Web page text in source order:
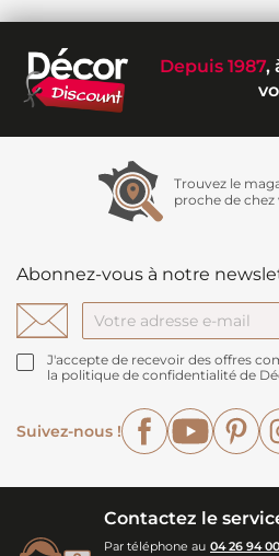
Depuis 1987,
Trouvez le
proche de chez
Abonnez-vous à notre
J'accepte de recevoir des offres
la politique de confidentialité de
Suivez-nous !
Facebook
Contactez le
Par téléphone au 04 26 94